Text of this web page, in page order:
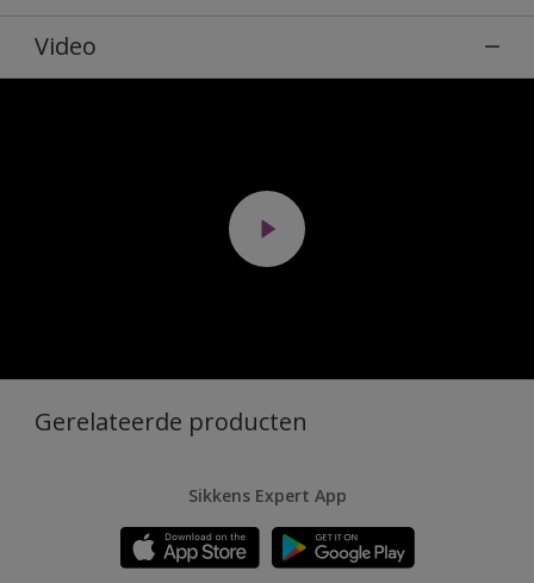
Video
Gerelateerde producten
Sikkens Expert App